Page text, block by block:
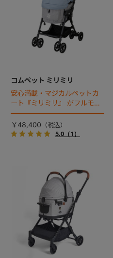
コムペット ミリミリ
安心満載・マジカルペットカ
ート『ミリミリ』 がフルモデ
ルチェンジ。 新機能「マジカ
ルフォールディング」搭載
￥48,400
5.0（1）